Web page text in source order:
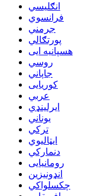
انګلیسي
فرانسوي
جرمني
پورتګالي
هسپانیه ایی
روسي
جاپاني
کوریایی
عربي
ایرلینډي
یوناني
ترکي
ایټالیوي
دنمارکي
رومانیایی
انډونیزین
چکسلواکي